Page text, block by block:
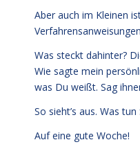
Aber auch im Kleinen
Was steckt dahinter?
Wie sagte mein
was Du weißt. Sag
So sieht’s aus. Was
Auf eine gute Woche!